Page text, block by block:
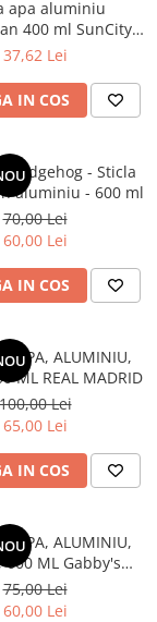
apa aluminiu
400 ml SunCity
STF51334
37,62 Lei
IN COS
Hedgehog - Sticla
de baut din aluminiu - 600 ml
70,00 Lei
60,00 Lei
IN COS
APA, ALUMINIU,
ML REAL MADRID
Lei
65,00 Lei
IN COS
APA, ALUMINIU,
600 ML Gabby's
Dollhouse
75,00 Lei
60,00 Lei